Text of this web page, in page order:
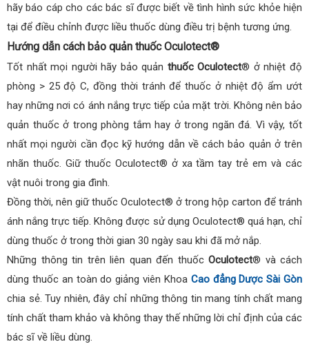
hãy báo cáp cho các bác sĩ được biết về tình hình sức khỏe hiện
tại để điều chỉnh được liều thuốc dùng điều trị bệnh tương ứng.
Hướng dẫn cách bảo quản thuốc Oculotect®
Tốt nhất mọi người hãy bảo quản thuốc Oculotect® ở nhiệt độ
phòng > 25 độ C, đồng thời tránh để thuốc ở nhiệt độ ẩm ướt
hay những nơi có ánh nắng trực tiếp của mặt trời. Không nên bảo
quản thuốc ở trong phòng tắm hay ở trong ngăn đá. Vì vậy, tốt
nhất mọi người cần đọc kỹ hướng dẫn về cách bảo quản ở trên
nhãn thuốc. Giữ thuốc Oculotect® ở xa tầm tay trẻ em và các
vật nuôi trong gia đình.
Đồng thời, nên giữ thuốc Oculotect® ở trong hộp carton để tránh
ánh nắng trực tiếp. Không được sử dụng Oculotect® quá hạn, chỉ
dùng thuốc ở trong thời gian 30 ngày sau khi đã mở nắp.
Những thông tin trên liên quan đến thuốc Oculotect® và cách
dùng thuốc an toàn do giảng viên Khoa Cao đẳng Dược Sài Gòn
chia sẻ. Tuy nhiên, đây chỉ những thông tin mang tính chất mang
tính chất tham khảo và không thay thế những lời chỉ định của các
bác sĩ về liều dùng.